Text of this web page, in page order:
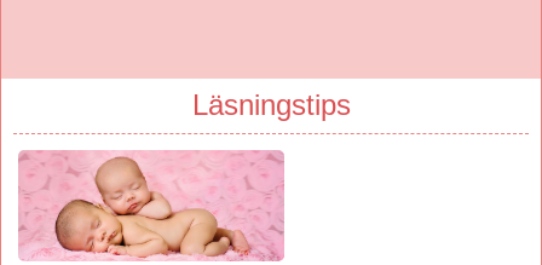
Läsningstips